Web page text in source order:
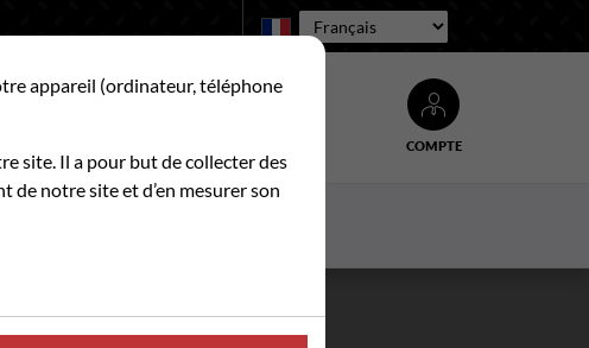
Langue :
COMPTE
Rechercher
l'été. ☀️
appareil (ordinateur, téléphone
site. Il a pour but de collecter des
notre site et d’en mesurer son